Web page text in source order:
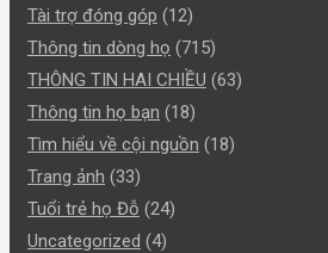
Tài trợ đóng góp (12)
Thông tin dòng họ (715)
THÔNG TIN HAI CHIỀU (63)
Thông tin họ bạn (18)
Tìm hiểu về cội nguồn (18)
Trang ảnh (33)
Tuổi trẻ họ Đỗ (24)
Uncategorized (4)